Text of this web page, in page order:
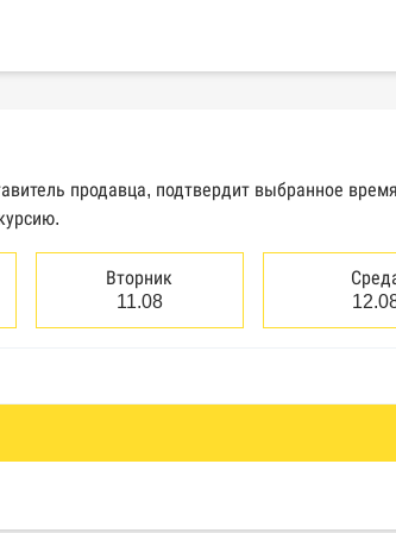
Роспотребнадзор,
продавца, подтвердит выбранное время
Вторник
11.08